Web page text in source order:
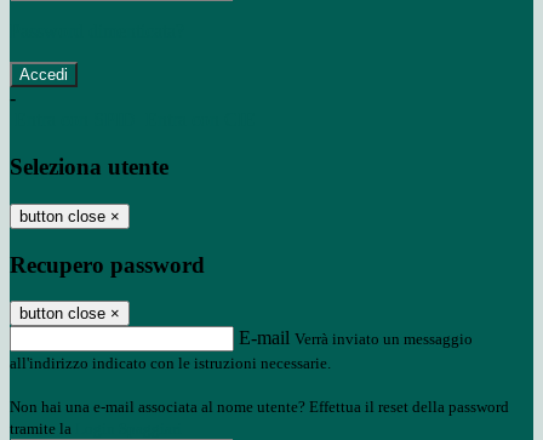
-
Seleziona utente
button close ×
Recupero password
button close ×
E-mail Verrà inviato un messaggio
all'indirizzo indicato con le istruzioni necessarie.
Non hai una e-mail associata al nome utente? Effettua il reset della password
tramite la